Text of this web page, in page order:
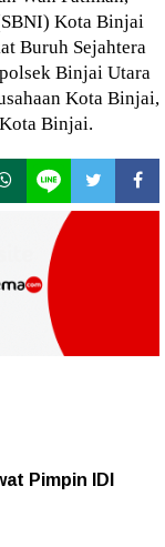
Kota Binjai
Buruh Sejahtera
Binjai Utara
Kota Binjai,
Binjai.
Pimpin IDI